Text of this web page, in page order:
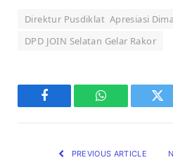
Direktur Pusdiklat Apresiasi
DPD JOIN Selatan Gelar Rakor
Facebook WhatsApp
PREVIOUS ARTICLE